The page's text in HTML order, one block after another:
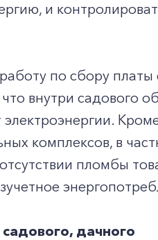
и
по сбору платы
внутри садового
комплексов, в
пломбы
дачного